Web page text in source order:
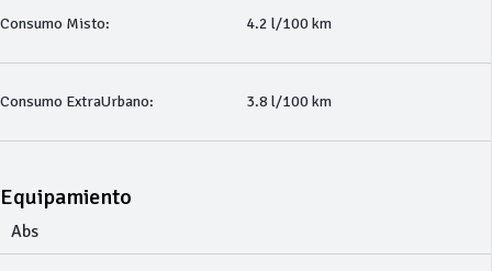
Consumo Misto: 4.2 l/100 km
Consumo ExtraUrbano: 3.8 l/100 km
Equipamiento
Abs